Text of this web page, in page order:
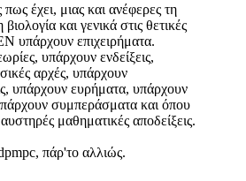
έχει, μιας και ανέφερες τη
βιολογία και γενικά στις θετικές
υπάρχουν επιχειρήματα.
υπάρχουν ενδείξεις,
αρχές, υπάρχουν
υπάρχουν ευρήματα, υπάρχουν
συμπεράσματα και όπου
μαθηματικές αποδείξεις.
πάρ'το αλλιώς.